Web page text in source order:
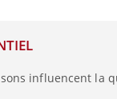
influencent la
de type 2
chez les